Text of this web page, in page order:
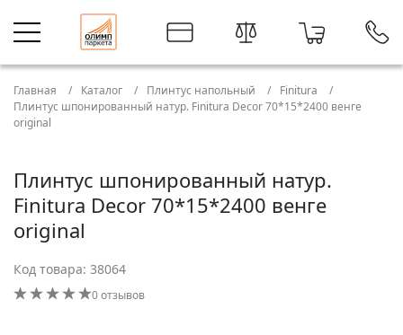
Главная Каталог Плинтус напольный
Finitura
Плинтус шпонированный натур. Finitura Decor 70*15*2400 венге
original
Плинтус шпонированный натур.
Finitura Decor 70*15*2400 венге
original
Код товара: 38064
0 отзывов